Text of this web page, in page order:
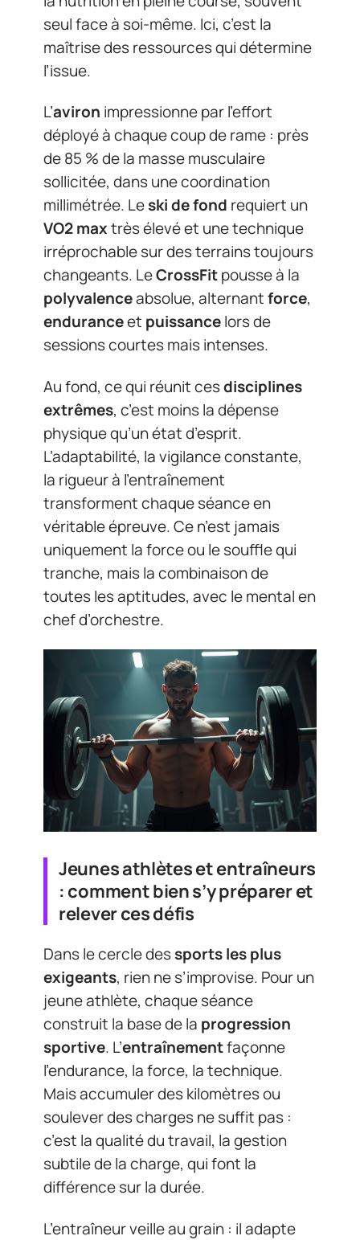
seul face à soi-même. Ici, c’est la
maîtrise des ressources qui détermine
l’issue.
L’aviron impressionne par l’effort
déployé à chaque coup de rame : près
de 85 % de la masse musculaire
sollicitée, dans une coordination
millimétrée. Leski de fond requiert un
VO2 maxtrès élevé et une technique
irréprochable sur des terrains toujours
changeants. LeCrossFitpousse à la
polyvalenceabsolue, alternantforce,
enduranceet puissancelors de
sessions courtes mais intenses.
Au fond, ce qui réunit cesdisciplines
extrêmes, c’est moins la dépense
physique qu’un état d’esprit.
L’adaptabilité, la vigilance constante,
la rigueur à l’entraînement
transforment chaque séance en
véritable épreuve. Ce n’est jamais
uniquement la force ou le souffle qui
tranche, mais la combinaison de
toutes les aptitudes, avec le mental en
chef d’orchestre.
Jeunes athlètes et entraîneurs
: comment bien s’y préparer et
relever ces défis
Dans le cercle dessports les plus
exigeants, rien ne s’improvise. Pour un
jeune athlète, chaque séance
construit la base de la progression
sportive. L’entraînementfaçonne
l’endurance, la force, la technique.
Mais accumuler des kilomètres ou
soulever des charges ne suffit pas :
c’est la qualité du travail, la gestion
subtile de la charge, qui font la
différence sur la durée.
L’entraîneur veille au grain : il adapte